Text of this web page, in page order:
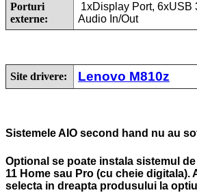
Porturi
externe:
1xDisplay Port, 6xUSB
Audio In/Out
Site drivere: Lenovo M810z
Sistemele AIO second hand nu au
Optional se poate instala sistemul
11 Home sau Pro (cu cheie digitala).
selecta in dreapta produsului la